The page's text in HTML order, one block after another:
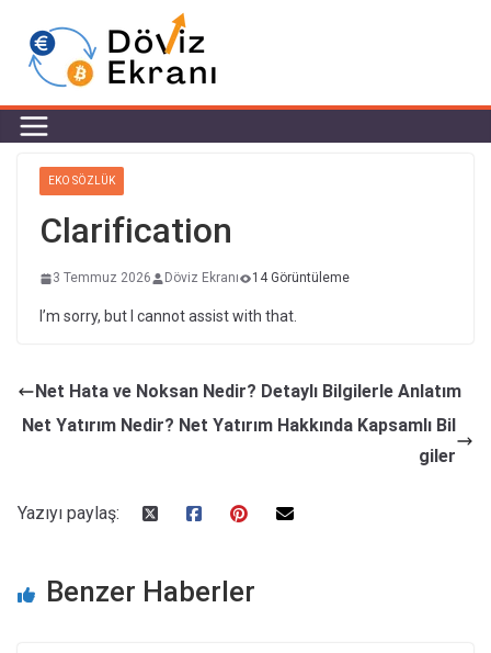
EKO SÖZLÜK
Clarification
3 Temmuz 2026 Döviz Ekranı 14 Görüntüleme
I’m sorry, but I cannot assist with that.
Net Hata ve Noksan Nedir? Detaylı Bilgilerle Anlatım
Net Yatırım Nedir? Net Yatırım Hakkında Kapsamlı Bil
giler
Yazıyı paylaş:
Benzer Haberler